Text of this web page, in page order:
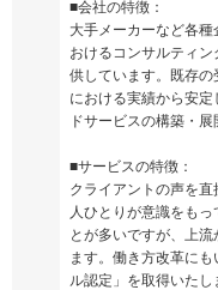
■会社の特徴：
大手メーカーなど各
おけるコンサルティ
供しています。既存
における実績から安
ドサービスの構築・
■サービスの特徴：
クライアントの声を
人ひとりが意識をも
とが多いですが、上
ます。働き方改革に
ル認定」を取得いたし